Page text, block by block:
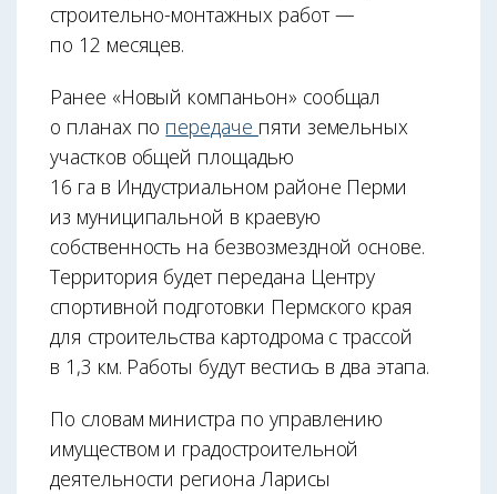
строительно-монтажных работ —
по 12 месяцев.
Ранее «Новый компаньон» сообщал
о планах по передаче пяти земельных
участков общей площадью
16 га в Индустриальном районе Перми
из муниципальной в краевую
собственность на безвозмездной основе.
Территория будет передана Центру
спортивной подготовки Пермского края
для строительства картодрома с трассой
в 1,3 км. Работы будут вестись в два этапа.
По словам министра по управлению
имуществом и градостроительной
деятельности региона Ларисы